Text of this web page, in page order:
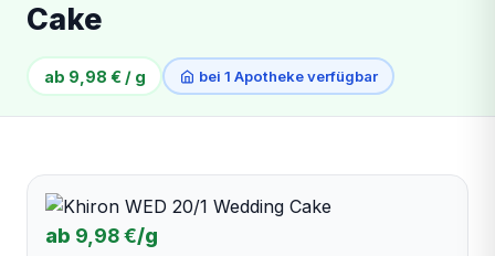
Cake
ab 9,98 € / g bei 1 Apotheke verfügbar
ab 9,98 €/g